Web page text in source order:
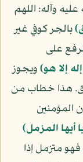
وآله: اللهم
بالجر كوفي غير
على
إلا هو)ويجوز
هذا خطاب من
المؤمنين
أيها المزمل)
فهو متزمل إذا